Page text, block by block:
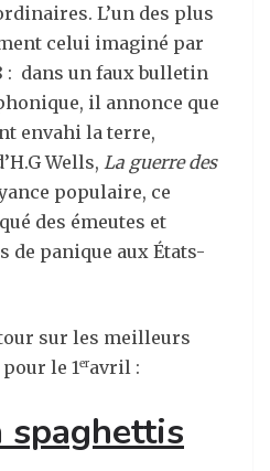
L’un des plus
celui imaginé par
: dans un faux bulletin
il annonce que
envahi la terre,
Wells, La guerre des
populaire, ce
des émeutes et
de panique aux États-
sur les meilleurs
le 1eravril :
spaghettis